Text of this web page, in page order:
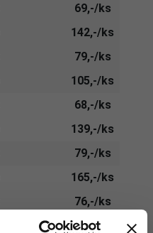
69,-/ks
142,-/ks
79,-/ks
105,-/ks
68,-/ks
139,-/ks
79,-/ks
165,-/ks
76,-/ks
177,-/ks